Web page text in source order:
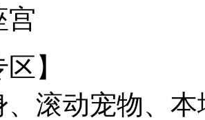
宫
】
、滚动宠物、